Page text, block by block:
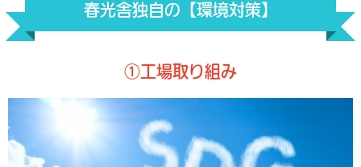
春光舎独自の【環境対策】
①工場取り組み